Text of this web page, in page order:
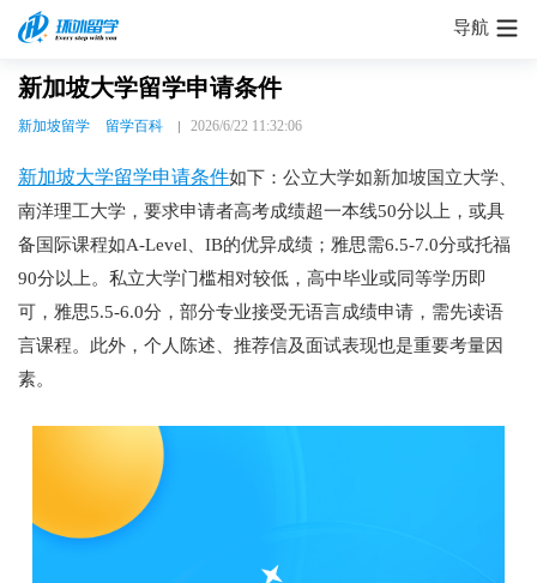
导航
新加坡大学留学申请条件
新加坡留学 留学百科 2026/6/22 11:32:06
新加坡大学留学申请条件如下：公立大学如新加坡国立大学、
南洋理工大学，要求申请者高考成绩超一本线50分以上，或具
备国际课程如A-Level、IB的优异成绩；雅思需6.5-7.0分或托福
90分以上。私立大学门槛相对较低，高中毕业或同等学历即
可，雅思5.5-6.0分，部分专业接受无语言成绩申请，需先读语
言课程。此外，个人陈述、推荐信及面试表现也是重要考量因
素。